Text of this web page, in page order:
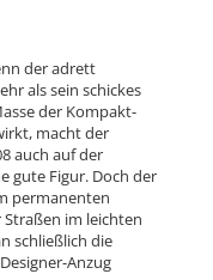
der adrett
als sein schickes
der Kompakt-
macht der
auch auf der
gute Figur. Doch der
permanenten
im leichten
schließlich die
Anzug